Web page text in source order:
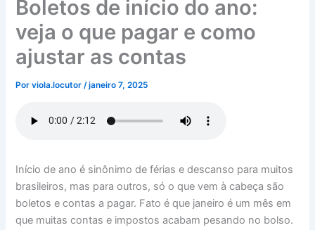
Boletos de início do ano:
veja o que pagar e como
ajustar as contas
Porviola.locutor/janeiro 7, 2025
Início de ano é sinônimo de férias e descanso para muitos
brasileiros, mas para outros, só o que vem à cabeça são
boletos e contas a pagar. Fato é que janeiro é um mês em
que muitas contas e impostos acabam pesando no bolso.